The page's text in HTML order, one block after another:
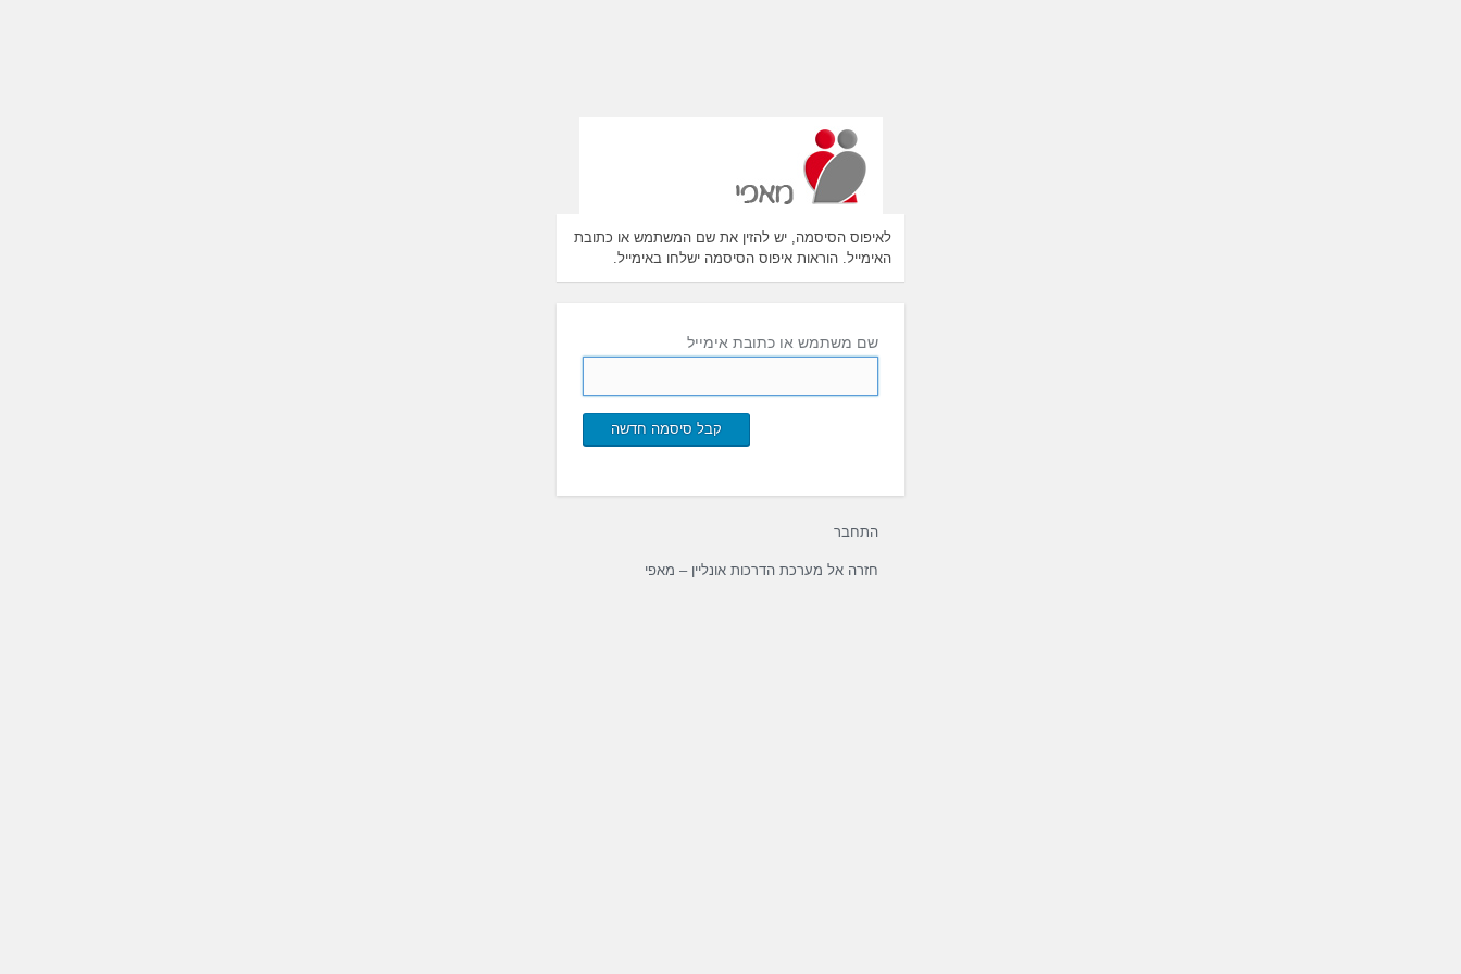
לאיפוס הסיסמה, יש להזין את שם המשתמש או כתובת
האימייל. הוראות איפוס הסיסמה ישלחו באימייל.
שם משתמש או כתובת אימייל
התחבר
חזרה אל מערכת הדרכות אונליין – מאפי